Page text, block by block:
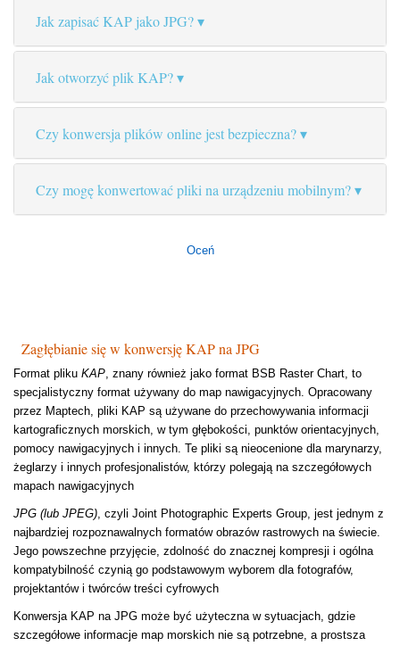
Jak zapisać KAP jako JPG?
Jak otworzyć plik KAP?
Czy konwersja plików online jest bezpieczna?
Czy mogę konwertować pliki na urządzeniu mobilnym?
Oceń
Zagłębianie się w konwersję KAP na JPG
Format pliku KAP, znany również jako format BSB Raster Chart, to
specjalistyczny format używany do map nawigacyjnych. Opracowany
przez Maptech, pliki KAP są używane do przechowywania informacji
kartograficznych morskich, w tym głębokości, punktów orientacyjnych,
pomocy nawigacyjnych i innych. Te pliki są nieocenione dla marynarzy,
żeglarzy i innych profesjonalistów, którzy polegają na szczegółowych
mapach nawigacyjnych
JPG (lub JPEG), czyli Joint Photographic Experts Group, jest jednym z
najbardziej rozpoznawalnych formatów obrazów rastrowych na świecie.
Jego powszechne przyjęcie, zdolność do znacznej kompresji i ogólna
kompatybilność czynią go podstawowym wyborem dla fotografów,
projektantów i twórców treści cyfrowych
Konwersja KAP na JPG może być użyteczna w sytuacjach, gdzie
szczegółowe informacje map morskich nie są potrzebne, a prostsza